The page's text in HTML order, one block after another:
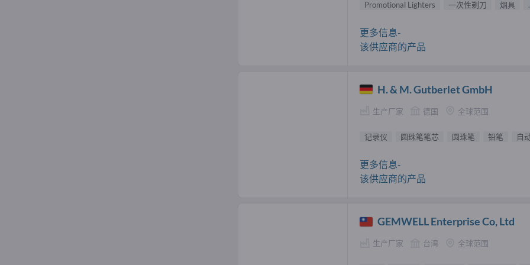
Promotional Lighters
一次性剃刀 烟具
更多信息-
该供应商的产品
H. & M. Gutberlet GmbH
生产厂家 德国 全球范围
记录仪 圆珠笔笔芯 圆珠笔 铅笔 自
更多信息-
该供应商的产品
GEMWELL Enterprise Co, Ltd
生产厂家 台湾 全球范围